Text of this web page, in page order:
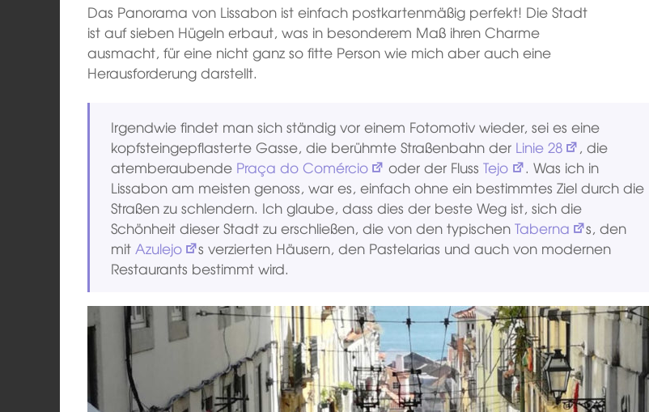
Das Panorama von Lissabon ist einfach postkartenmäßig perfekt! Die Stadt
ist auf sieben Hügeln erbaut, was in besonderem Maß ihren Charme
ausmacht, für eine nicht ganz so fitte Person wie mich aber auch eine
Herausforderung darstellt.
Irgendwie findet man sich ständig vor einem Fotomotiv wieder, sei es eine
kopfsteingepflasterte Gasse, die berühmte Straßenbahn der Linie 28
, die
atemberaubende Praça do Comércio oder der FlussTejo
. Was ich in
Lissabon am meisten genoss, war es, einfach ohne ein bestimmtes Ziel durch die
Straßen zu schlendern. Ich glaube, dass dies der beste Weg ist, sich die
Schönheit dieser Stadt zu erschließen, die von den typischen Taberna
s, den
mit Azulejo
s verzierten Häusern, den Pastelarias und auch von modernen
Restaurants bestimmt wird.